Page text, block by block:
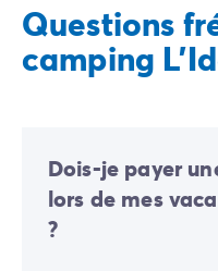
Questions
camping
Dois-je payer
lors de mes
?